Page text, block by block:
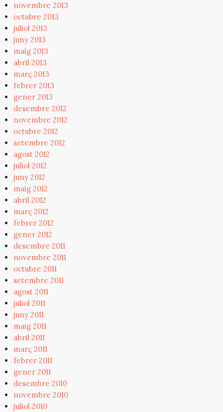
novembre 2013
octubre 2013
juliol 2013
juny 2013
maig 2013
abril 2013
març 2013
febrer 2013
gener 2013
desembre 2012
novembre 2012
octubre 2012
setembre 2012
agost 2012
juliol 2012
juny 2012
maig 2012
abril 2012
març 2012
febrer 2012
gener 2012
desembre 2011
novembre 2011
octubre 2011
setembre 2011
agost 2011
juliol 2011
juny 2011
maig 2011
abril 2011
març 2011
febrer 2011
gener 2011
desembre 2010
novembre 2010
juliol 2010